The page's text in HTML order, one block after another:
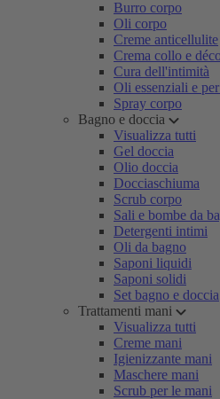
Burro corpo
Oli corpo
Creme anticellulite
Crema collo e
Cura dell'intimità
Oli essenziali e
Spray corpo
Bagno e doccia
Visualizza tutti
Gel doccia
Olio doccia
Docciaschiuma
Scrub corpo
Sali e bombe da
Detergenti intimi
Oli da bagno
Saponi liquidi
Saponi solidi
Set bagno e doccia
Trattamenti mani
Visualizza tutti
Creme mani
Igienizzante mani
Maschere mani
Scrub per le mani